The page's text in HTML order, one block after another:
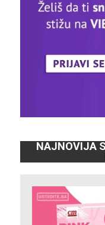
NAJNOVIJA